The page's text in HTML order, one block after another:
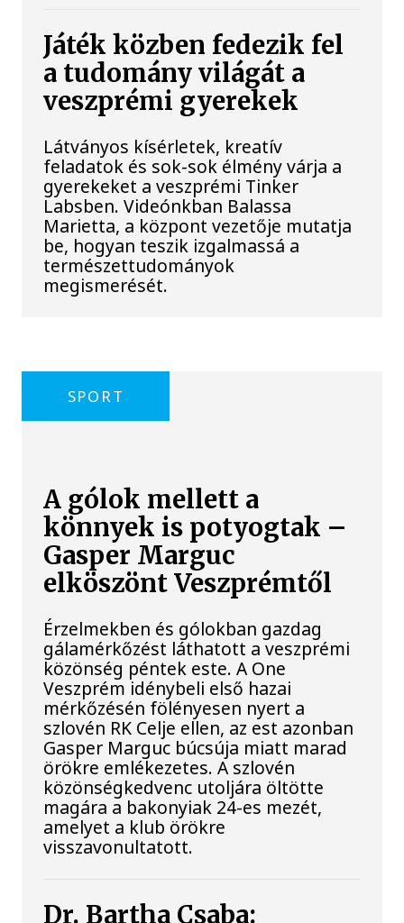
Játék közben fedezik fel
a tudomány világát a
veszprémi gyerekek
Látványos kísérletek, kreatív
feladatok és sok-sok élmény várja a
gyerekeket a veszprémi Tinker
Labsben. Videónkban Balassa
Marietta, a központ vezetője mutatja
be, hogyan teszik izgalmassá a
természettudományok
megismerését.
SPORT
A gólok mellett a
könnyek is potyogtak –
Gasper Marguc
elköszönt Veszprémtől
Érzelmekben és gólokban gazdag
gálamérkőzést láthatott a veszprémi
közönség péntek este. A One
Veszprém idénybeli első hazai
mérkőzésén fölényesen nyert a
szlovén RK Celje ellen, az est azonban
Gasper Marguc búcsúja miatt marad
örökre emlékezetes. A szlovén
közönségkedvenc utoljára öltötte
magára a bakonyiak 24-es mezét,
amelyet a klub örökre
visszavonultatott.
Dr. Bartha Csaba: